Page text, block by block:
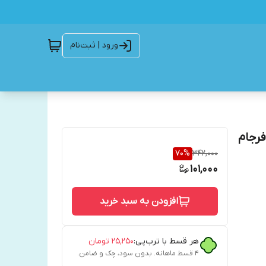
ورود | ثبت‌نام
342,000
70%
101,000
افزودن به سبد خرید
هر قسط با ترب‌پی:۲۵٬۲۵۰ تومان
۴ قسط ماهانه. بدون سود، چک و ضامن.